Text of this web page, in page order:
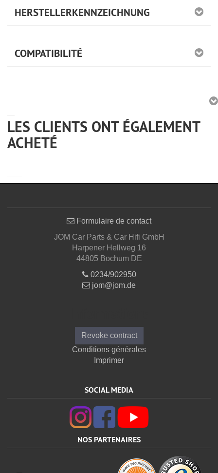
HERSTELLERKENNZEICHNUNG
COMPATIBILITÉ
LES CLIENTS ONT ÉGALEMENT
ACHETÉ
Formulaire de contact
JOM Car Parts & Car Hifi GmbH
Harpener Hellweg 16
44805 Bochum DE
0234/902950
jom@jom.de
Revoke contract
Conditions générales
Imprimer
SOCIAL MEDIA
NOS PARTENAIRES